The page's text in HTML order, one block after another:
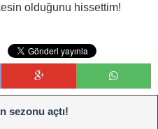
olduğunu hissettim!
sezonu açtı!